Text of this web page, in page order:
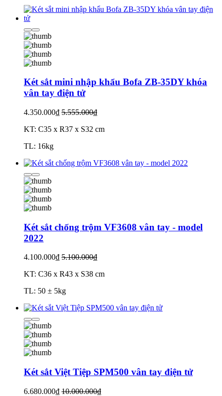
Két sắt mini nhập khẩu Bofa ZB-35DY khóa
vân tay điện tử
4.350.000₫ 5.555.000₫
KT: C35 x R37 x S32 cm
TL: 16kg
Két sắt chống trộm VF3608 vân tay - model
2022
4.100.000₫ 5.100.000₫
KT: C36 x R43 x S38 cm
TL: 50 ± 5kg
Két sắt Việt Tiệp SPM500 vân tay điện tử
6.680.000₫ 10.000.000₫